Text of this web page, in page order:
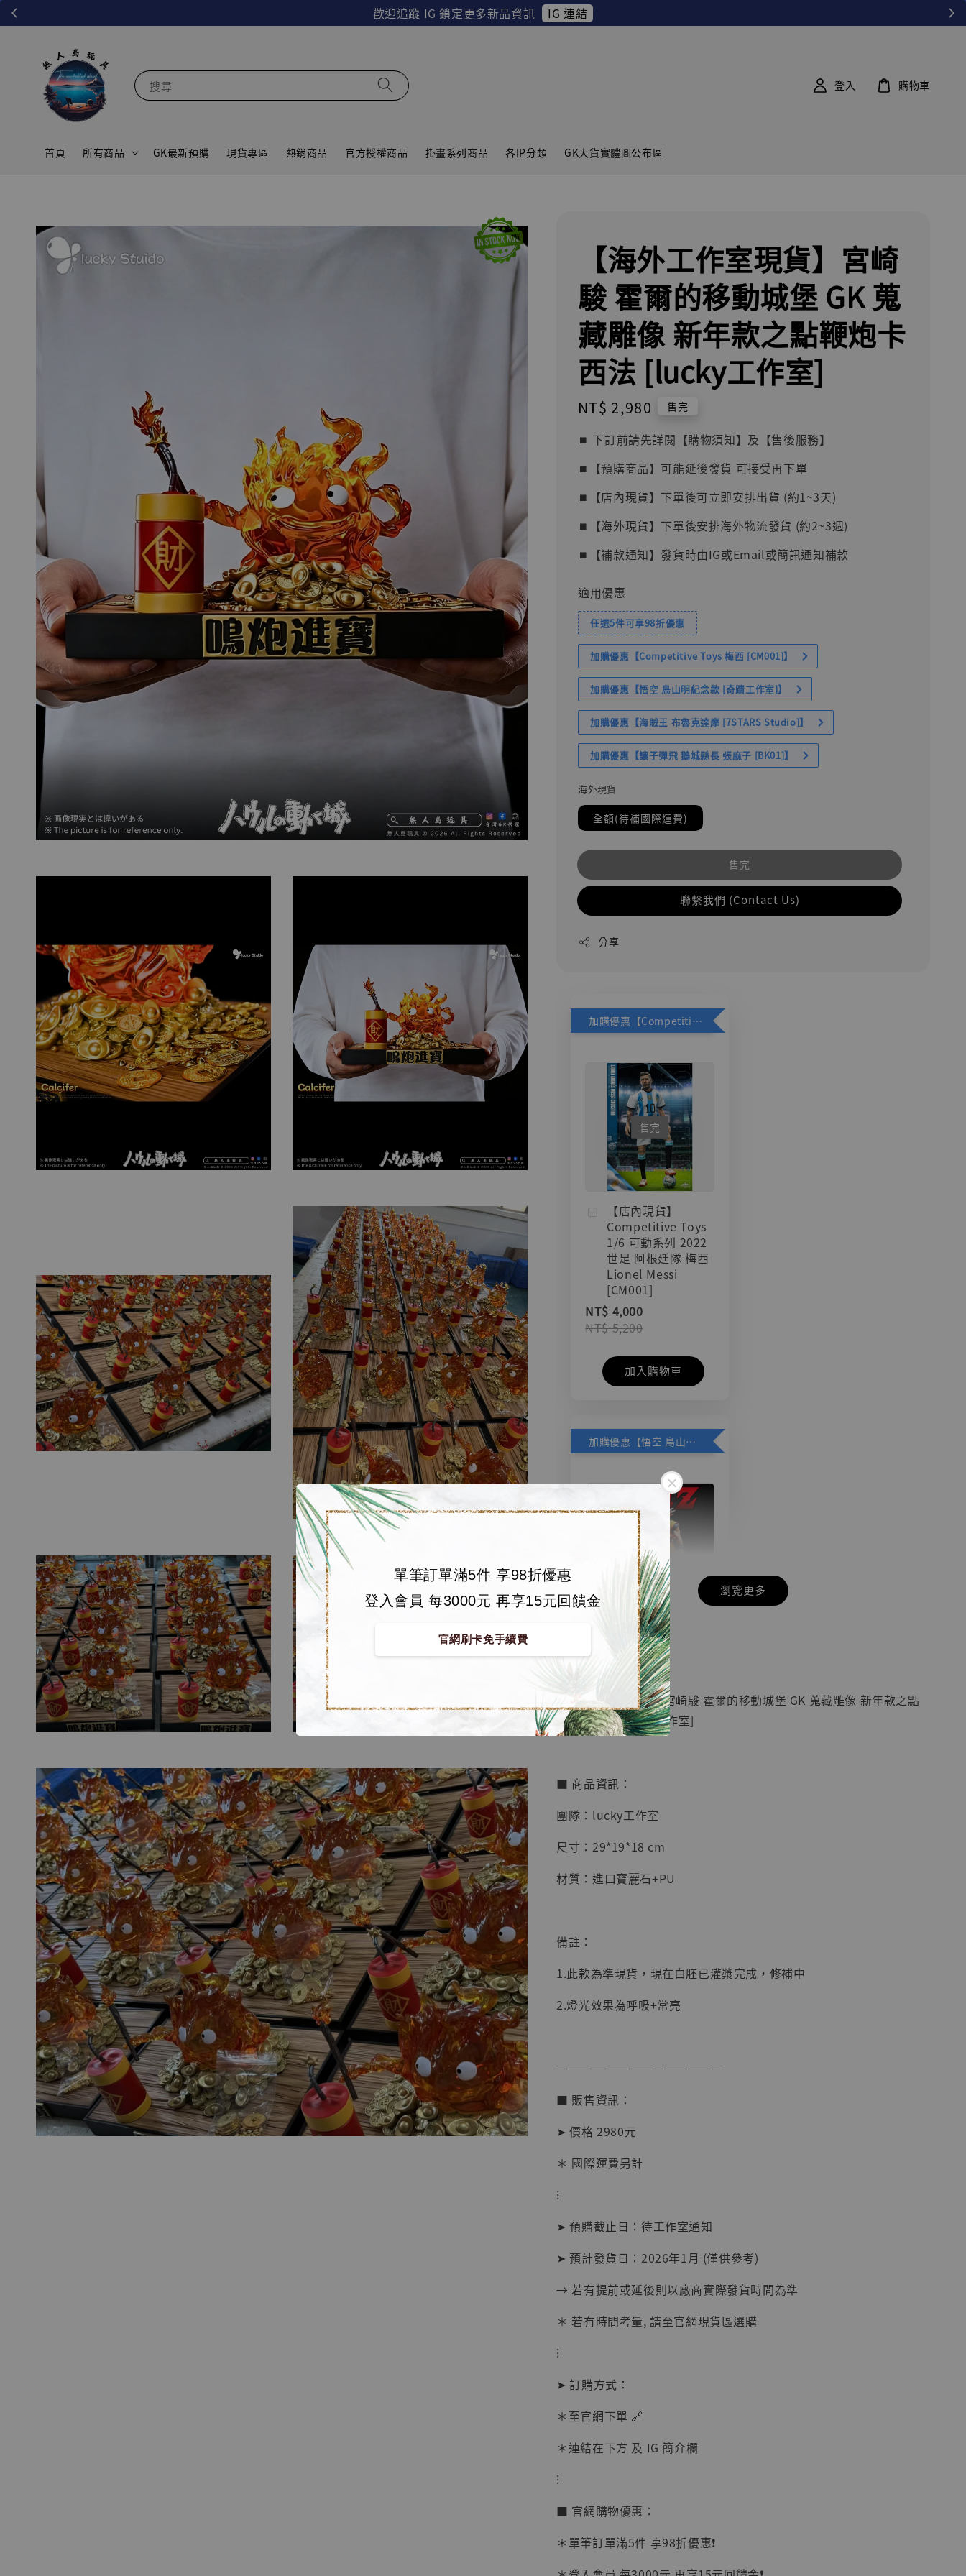
歡迎追蹤 IG 鎖定更多新品資訊 IG 連結
單筆訂單滿5件 享98折優惠
登入會員 每3000元 再享15元回饋金
官網刷卡免手續費
搜尋
首頁 所有商品 GK最新預購 現貨專區 熱銷商品 官方授權商品 掛畫系列商品 各IP分類 GK大貨實體圖公布區
登入 購物車
【海外工作室現貨】宮崎
駿 霍爾的移動城堡 GK 蒐
藏雕像 新年款之點鞭炮卡
西法 [lucky工作室]
Regular
price
NT$ 2,980 售完
⏹︎ 下訂前請先詳閱【購物須知】及【售後服務】
⏹︎【預購商品】可能延後發貨 可接受再下單
⏹︎【店內現貨】下單後可立即安排出貨 (約1~3天)
⏹︎【海外現貨】下單後安排海外物流發貨 (約2~3週)
⏹︎【補款通知】發貨時由IG或Email或簡訊通知補款
適用優惠
任選5件可享98折優惠
加購優惠【Competitive Toys 梅西 [CM001]】
加購優惠【悟空 鳥山明紀念款 [奇蹟工作室]】
加購優惠【海賊王 布魯克達摩 [7STARS Studio]】
加購優惠【讓子彈飛 鵝城縣長 張麻子 [BK01]】
海外現貨
全額(待補國際運費)
售完
聯繫我們 (Contact Us)
分享
加購優惠【Competitive Toys 梅西 [CM001]】
售完
【店內現貨】
Competitive Toys
1/6 可動系列 2022
世足 阿根廷隊 梅西
Lionel Messi
[CM001]
NT$ 4,000
NT$ 5,200
加入購物車
加購優惠【悟空 鳥山明紀念款 [奇蹟工作室]】
【店內現貨】七龍珠
系列蒐藏雕像 悟空
鳥山明紀念款 [奇蹟
工作室]
NT$ 4,280
NT$ 5,580
- +
Studio]
NT$ 1,500
加入購物車
加購優惠【讓子彈飛 鵝城縣長 張麻子 [BK01]】
【現貨】
BJSTUDIO 1/6系列
可動蒐藏人偶 讓子
NT$ 4,980
瀏覽更多
🏝【無人島玩具】
【海外工作室現貨】宮崎駿 霍爾的移動城堡 GK 蒐藏雕像 新年款之點
鞭炮卡西法 [lucky工作室]
■ 商品資訊：
團隊：lucky工作室
尺寸：29*19*18 cm
材質：進口寶麗石+PU
備註：
1.此款為準現貨，現在白胚已灌漿完成，修補中
2.燈光效果為呼吸+常亮
──────────────
■ 販售資訊：
➤ 價格 2980元
＊ 國際運費另計
⁝
➤ 預購截止日：待工作室通知
➤ 預計發貨日：2026年1月 (僅供參考)
→ 若有提前或延後則以廠商實際發貨時間為準
＊ 若有時間考量, 請至官網現貨區選購
⁝
➤ 訂購方式：
＊至官網下單 🔗
＊連結在下方 及 IG 簡介欄
⁝
■ 官網購物優惠：
＊單筆訂單滿5件 享98折優惠❗️